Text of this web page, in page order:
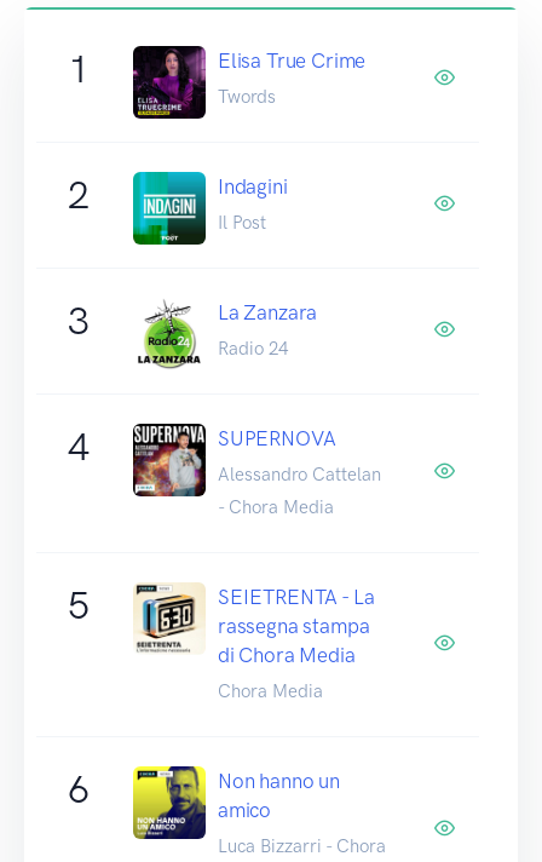
1 Elisa True Crime
Twords
2 Indagini
Il Post
3 La Zanzara
Radio 24
4 SUPERNOVA
Alessandro Cattelan
- Chora Media
5
SEIETRENTA - La
rassegna stampa
di Chora Media
Chora Media
6
Non hanno un
amico
Luca Bizzarri - Chora